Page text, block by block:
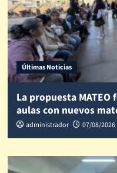
Últimas Noticias
La propuesta
aulas con nuevos
administrador 07/08/2026